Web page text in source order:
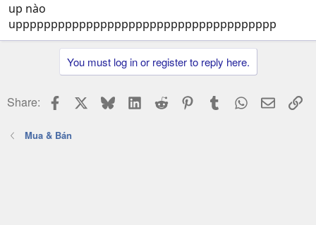
up nào
uppppppppppppppppppppppppppppppppppppp
You must log in or register to reply here.
Share: Facebook BlueskyLinkedIn
Reddit PinterestTumblr WhatsApp
Email
Mua & Bán